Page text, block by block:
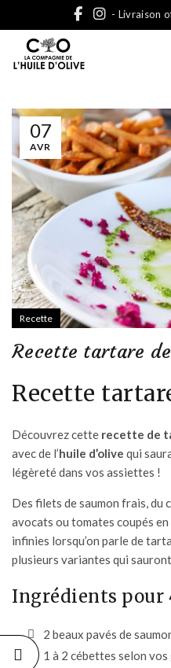
- Livraison
07
AVR
Recette
Recette tartare
Recette
Découvrez cette recette de
avec de l’huile d’olive qui
légèreté dans vos assiettes !
Des filets de saumon frais, du
avocats ou tomates coupés
infinies lorsqu’on parle de
plusieurs variantes qui
Ingrédients pour
2 beaux pavés de
1 à 2 cébettes selon